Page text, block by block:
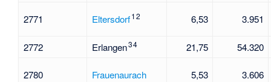
2771 Eltersdorf12 6,53 3.951
2772 Erlangen34 21,75 54.320
2780 Frauenaurach 5,53 3.606